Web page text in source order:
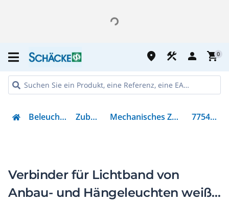
place construction person shopping_cart0
Beleuchtung Zubehör Mechanisches Zubehör 7754100
Verbinder für Lichtband von
Anbau- und Hängeleuchten weiß